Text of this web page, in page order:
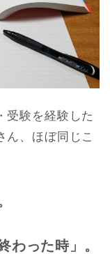
受験を経験した
、ほぼ同じこ
わった時」。